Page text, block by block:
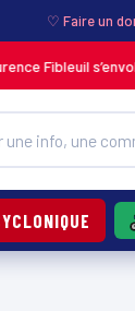
♡ Faire un
s’envole pour